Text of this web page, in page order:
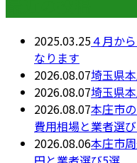
2025.03.25４月か
なります
2026.08.07埼玉県
2026.08.07埼玉県
2026.08.07本庄市
費用相場と業者選
2026.08.06本庄市